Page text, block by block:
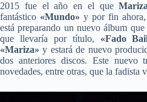
2015 fue el año en el queMariza
fantástico «Mundo» y por fin ahora,
está preparando un nuevo álbum
que llevaría por título, «Fado
«Mariza» y estará de nuevo
dos anteriores discos. Este nuevo
novedades, entre otras, que la fadista